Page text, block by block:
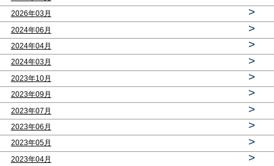
2026年03月 >
2024年06月 >
2024年04月 >
2024年03月 >
2023年10月 >
2023年09月 >
2023年07月 >
2023年06月 >
2023年05月 >
2023年04月 >